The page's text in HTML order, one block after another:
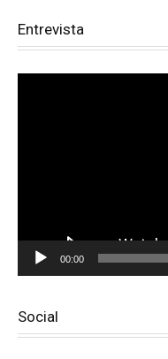
Entrevista
00:00
Social